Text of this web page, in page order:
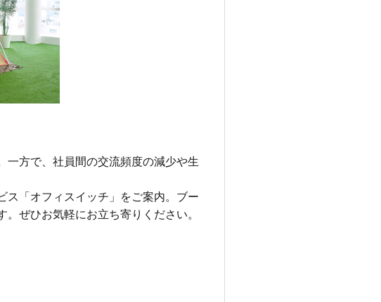
方で、社員間の交流頻度の減少や生
「オフィスイッチ」をご案内。ブー
ぜひお気軽にお立ち寄りください。